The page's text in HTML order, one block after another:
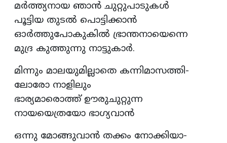
മര്‍ത്ത്യനായ ഞാന്‍ ചുറ്റുപാടുകള്‍
പൂട്ടിയ തുടല്‍ പൊട്ടിക്കാന്‍
ഓര്‍ത്തുപോകുകില്‍ ഭ്രാന്തനായെന്നെ
മുദ്ര കുത്തുന്നു നാട്ടുകാര്‍.
മിന്നും മാലയുമില്ലാതെ കന്നിമാസത്തി-
ലോരോ നാളിലും
ഭാര്യമാരൊത്ത് ഊരുചുറ്റുന്ന
നായയെത്രയോ ഭാഗ്യവാന്‍
ഒന്നു മോങ്ങുവാന്‍ തക്കം നോക്കിയാ-